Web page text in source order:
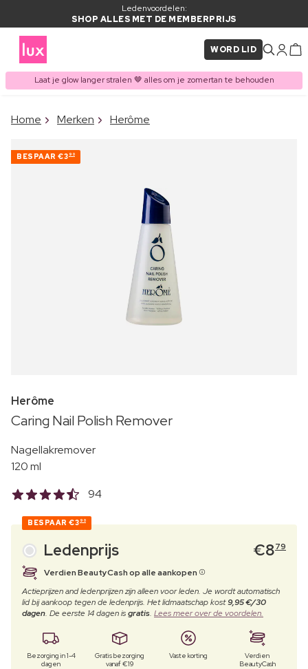
Ledenvoordelen:
SHOP ALLES MET DE MEMBERPRIJS
WORD LID
Laat je glow langer stralen 🤎 alles om je zomertan te behouden
ITEM TOEGEVOEGD AAN
Home Merken Herôme
BESPAAR €3 90
Herôme
Caring Nail Polish Remover
Nagellakremover
120 ml
94
BESPAAR €3 90
Ledenprijs €879
Verdien BeautyCash op alle aankopen
Actieprijzen and ledenprijzen zijn alleen voor leden. Je wordt automatisch
lid bij aankoop tegen de ledenprijs. Het lidmaatschap kost9,95 €/30
dagen. De eerste 14 dagen isgratis. Lees meer over de voordelen.
Bezorging in 1-4
dagen
Gratis bezorging
vanaf €19
Vaste korting
Verdien
BeautyCash